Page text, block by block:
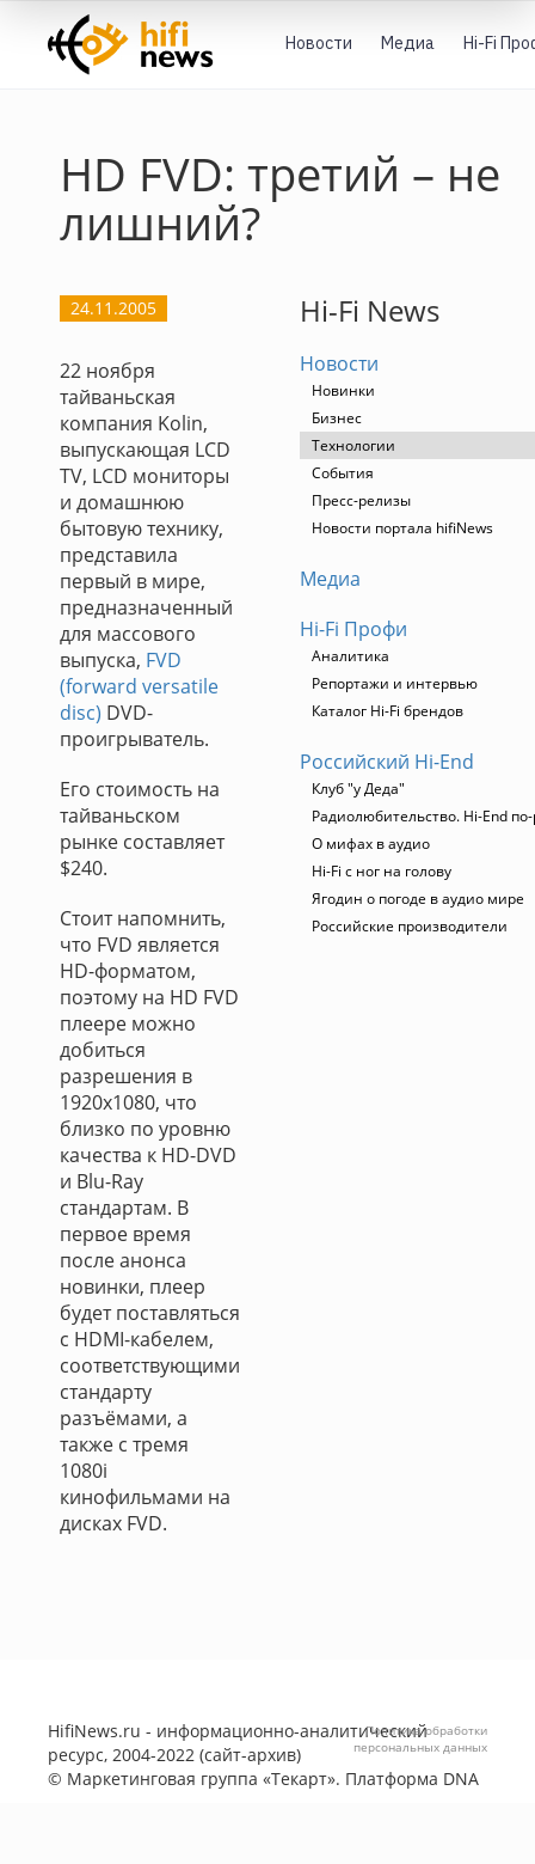
Новости Медиа Hi-Fi
HD FVD: третий – не
лишний?
24.11.2005
22 ноября
тайваньская
компания Kolin,
выпускающая LCD
TV, LCD мониторы
и домашнюю
бытовую технику,
представила
первый в мире,
предназначенный
для массового
выпуска, FVD
(forward versatile
disc) DVD-
проигрыватель.
Его стоимость на
тайваньском
рынке составляет
$240.
Стоит напомнить,
что FVD является
HD-форматом,
поэтому на HD FVD
плеере можно
добиться
разрешения в
1920x1080, что
близко по уровню
качества к HD-DVD
и Blu-Ray
стандартам. В
первое время
после анонса
новинки, плеер
будет поставляться
с HDMI-кабелем,
соответствующими
стандарту
разъёмами, а
также с тремя
1080i
кинофильмами на
дисках FVD.
Hi-Fi News
Новости
Новинки
Бизнес
Технологии
События
Пресс-релизы
Новости портала hifiNews
Медиа
Hi-Fi Профи
Аналитика
Репортажи и интервью
Каталог Hi-Fi брендов
Российский Hi-End
Клуб "у Деда"
Радиолюбительство. Hi-End по-
О мифах в аудио
Hi-Fi с ног на голову
Ягодин о погоде в аудио мире
Российские производители
HifiNews.ru - информационно-аналитический
ресурс, 2004-2022 (сайт-архив)
© Маркетинговая группа «Текарт». Платформа DNA
Политика обработки
персональных данных